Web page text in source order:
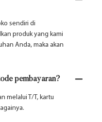
sendiri di
produk yang kami
Anda, maka akan
pembayaran?
melalui T/T, kartu